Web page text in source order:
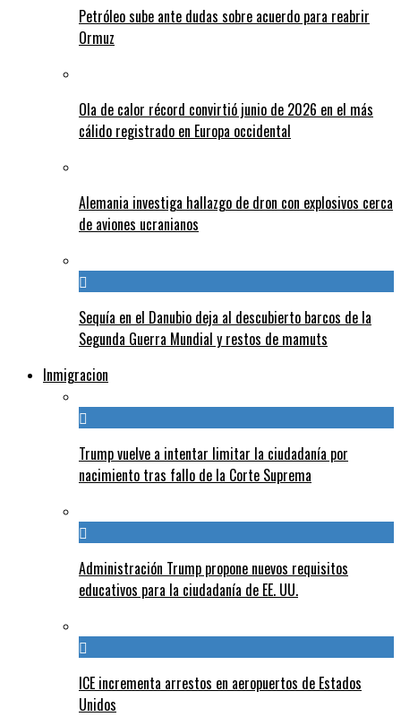
Petróleo sube ante dudas sobre acuerdo para reabrir
Ormuz
Ola de calor récord convirtió junio de 2026 en el más
cálido registrado en Europa occidental
Alemania investiga hallazgo de dron con explosivos cerca
de aviones ucranianos
Sequía en el Danubio deja al descubierto barcos de la
Segunda Guerra Mundial y restos de mamuts
Inmigracion
Trump vuelve a intentar limitar la ciudadanía por
nacimiento tras fallo de la Corte Suprema
Administración Trump propone nuevos requisitos
educativos para la ciudadanía de EE. UU.
ICE incrementa arrestos en aeropuertos de Estados
Unidos